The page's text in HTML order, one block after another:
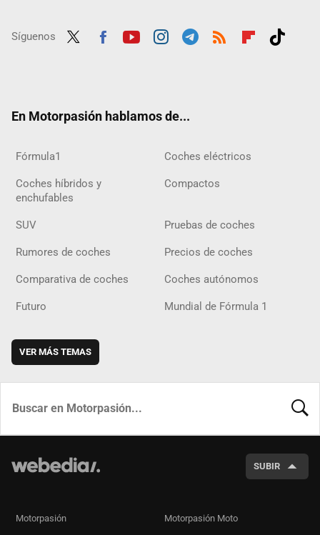
Síguenos
En Motorpasión hablamos de...
Fórmula1 Coches eléctricos
Coches híbridos y
enchufables
Compactos
SUV Pruebas de coches
Rumores de coches Precios de coches
Comparativa de coches Coches autónomos
Futuro Mundial de Fórmula 1
VER MÁS TEMAS
SUBIR
Motorpasión Motorpasión Moto